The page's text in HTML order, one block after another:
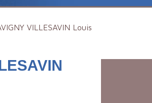
VILLESAVIN Louis